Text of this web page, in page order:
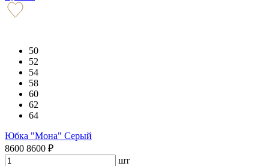
50
52
54
58
60
62
64
Юбка "Мона" Серый
8600 8600 ₽
шт